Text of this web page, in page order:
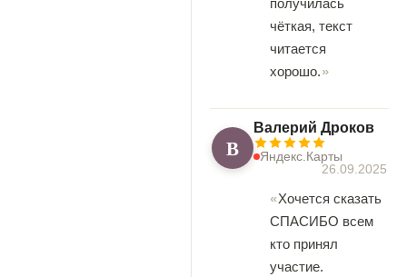
получилась
чёткая, текст
читается
хорошо.
В
Валерий Дроков
Яндекс.Карты
26.09.2025
Хочется сказать
СПАСИБО всем
кто принял
участие.